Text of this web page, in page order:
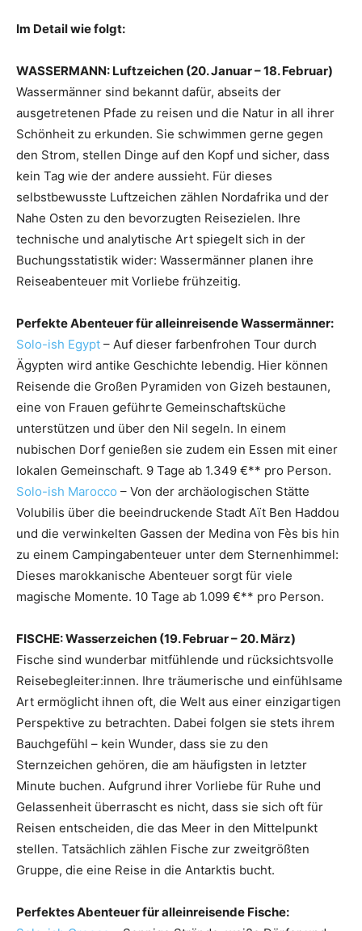
Im Detail wie folgt:
WASSERMANN: Luftzeichen (20. Januar – 18. Februar)
Wassermänner sind bekannt dafür, abseits der
ausgetretenen Pfade zu reisen und die Natur in all ihrer
Schönheit zu erkunden. Sie schwimmen gerne gegen
den Strom, stellen Dinge auf den Kopf und sicher, dass
kein Tag wie der andere aussieht. Für dieses
selbstbewusste Luftzeichen zählen Nordafrika und der
Nahe Osten zu den bevorzugten Reisezielen. Ihre
technische und analytische Art spiegelt sich in der
Buchungsstatistik wider: Wassermänner planen ihre
Reiseabenteuer mit Vorliebe frühzeitig.
Perfekte Abenteuer für alleinreisende Wassermänner:
Solo-ish Egypt – Auf dieser farbenfrohen Tour durch
Ägypten wird antike Geschichte lebendig. Hier können
Reisende die Großen Pyramiden von Gizeh bestaunen,
eine von Frauen geführte Gemeinschaftsküche
unterstützen und über den Nil segeln. In einem
nubischen Dorf genießen sie zudem ein Essen mit einer
lokalen Gemeinschaft. 9 Tage ab 1.349 €** pro Person.
Solo-ish Marocco – Von der archäologischen Stätte
Volubilis über die beeindruckende Stadt Aït Ben Haddou
und die verwinkelten Gassen der Medina von Fès bis hin
zu einem Campingabenteuer unter dem Sternenhimmel:
Dieses marokkanische Abenteuer sorgt für viele
magische Momente. 10 Tage ab 1.099 €** pro Person.
FISCHE: Wasserzeichen (19. Februar – 20. März)
Fische sind wunderbar mitfühlende und rücksichtsvolle
Reisebegleiter:innen. Ihre träumerische und einfühlsame
Art ermöglicht ihnen oft, die Welt aus einer einzigartigen
Perspektive zu betrachten. Dabei folgen sie stets ihrem
Bauchgefühl – kein Wunder, dass sie zu den
Sternzeichen gehören, die am häufigsten in letzter
Minute buchen. Aufgrund ihrer Vorliebe für Ruhe und
Gelassenheit überrascht es nicht, dass sie sich oft für
Reisen entscheiden, die das Meer in den Mittelpunkt
stellen. Tatsächlich zählen Fische zur zweitgrößten
Gruppe, die eine Reise in die Antarktis bucht.
Perfektes Abenteuer für alleinreisende Fische: